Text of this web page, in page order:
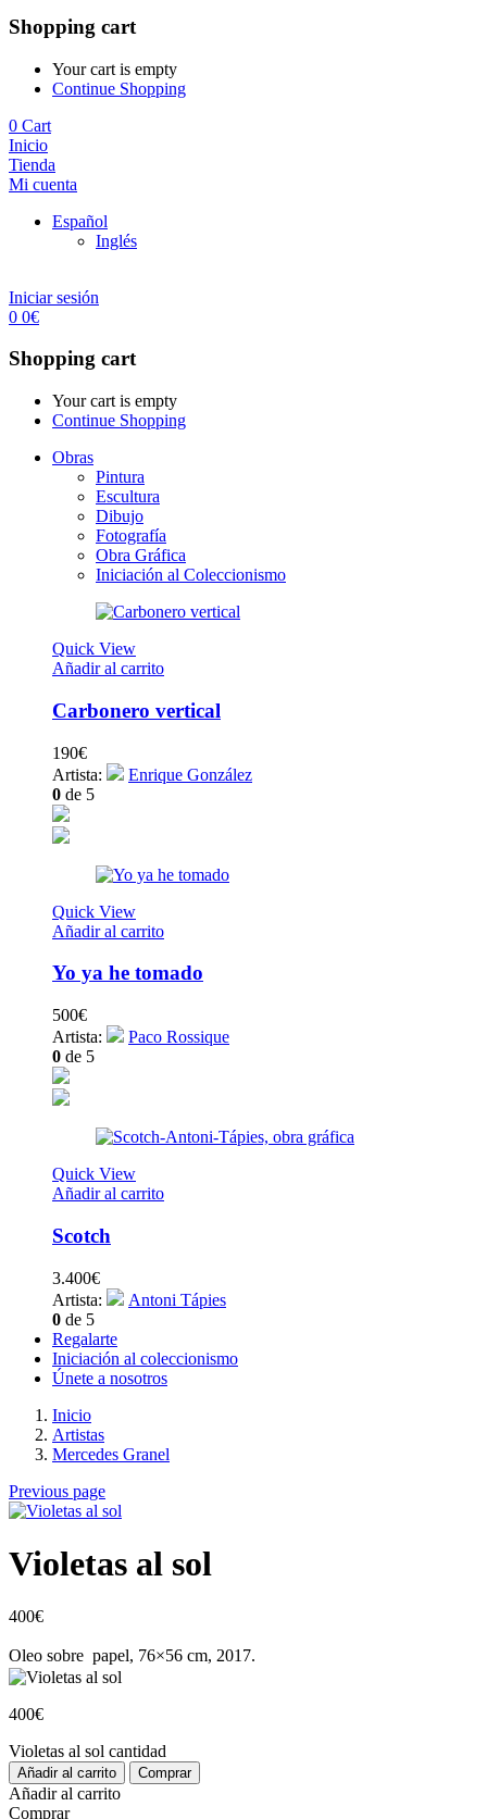
Shopping cart
Your cart is empty
Continue Shopping
0 Cart
Inicio
Tienda
Mi cuenta
Español
Inglés
Iniciar sesión
0 0€
Shopping cart
Your cart is empty
Continue Shopping
Obras
Pintura
Escultura
Dibujo
Fotografía
Obra Gráfica
Iniciación al Coleccionismo
Quick View
Añadir al carrito
Carbonero vertical
190€
Artista:
Enrique González
0 de 5
Quick View
Añadir al carrito
Yo ya he tomado
500€
Artista:
Paco Rossique
0 de 5
Quick View
Añadir al carrito
Scotch
3.400€
Artista:
Antoni Tápies
0 de 5
Regalarte
Iniciación al coleccionismo
Únete a nosotros
Inicio
Artistas
Mercedes Granel
Previous page
Violetas al sol
400€
Oleo sobre papel, 76×56 cm, 2017.
400€
Violetas al sol cantidad
Añadir al carrito Comprar
Añadir al carrito
Comprar